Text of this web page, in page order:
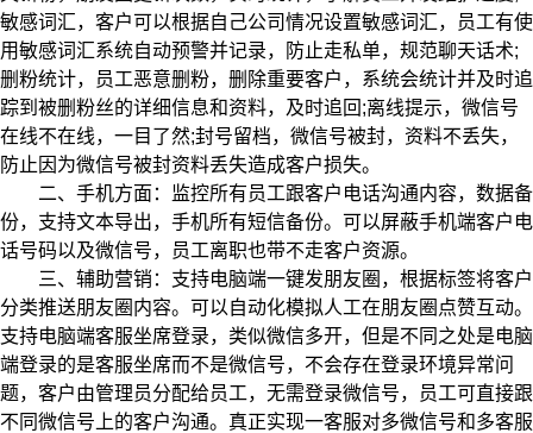
敏感词汇，客户可以根据自己公司情况设置敏感词汇，员工有使
用敏感词汇系统自动预警并记录，防止走私单，规范聊天话术;
删粉统计，员工恶意删粉，删除重要客户，系统会统计并及时追
踪到被删粉丝的详细信息和资料，及时追回;离线提示，微信号
在线不在线，一目了然;封号留档，微信号被封，资料不丢失，
防止因为微信号被封资料丢失造成客户损失。
二、手机方面：监控所有员工跟客户电话沟通内容，数据备
份，支持文本导出，手机所有短信备份。可以屏蔽手机端客户电
话号码以及微信号，员工离职也带不走客户资源。
三、辅助营销：支持电脑端一键发朋友圈，根据标签将客户
分类推送朋友圈内容。可以自动化模拟人工在朋友圈点赞互动。
支持电脑端客服坐席登录，类似微信多开，但是不同之处是电脑
端登录的是客服坐席而不是微信号，不会存在登录环境异常问
题，客户由管理员分配给员工，无需登录微信号，员工可直接跟
不同微信号上的客户沟通。真正实现一客服对多微信号和多客服